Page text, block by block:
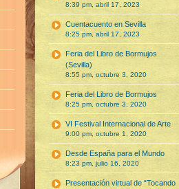
8:39 pm, abril 17, 2023
Cuentacuento en Sevilla
8:25 pm, abril 17, 2023
Feria del Libro de Bormujos
(Sevilla)
8:55 pm, octubre 3, 2020
Feria del Libro de Bormujos
8:25 pm, octubre 3, 2020
VI Festival Internacional de Arte
9:00 pm, octubre 1, 2020
Desde España para el Mundo
8:23 pm, julio 16, 2020
Presentación virtual de “Tocando